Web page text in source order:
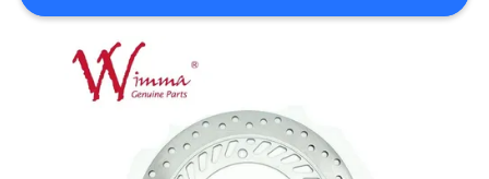
KEBIJAKAN
PRIBADI